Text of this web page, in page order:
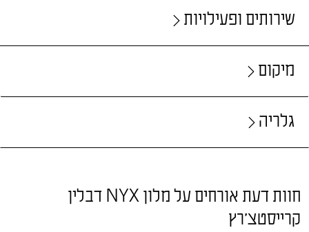
שירותים ופעילויות
מיקום
גלריה
חוות דעת אורחים על מלון NYX דבלין
קרייסטצ'רץ